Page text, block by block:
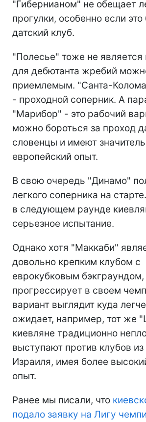
"Гибернианом" не обещает
прогулки, особенно если это
датский клуб.
"Полесье" тоже не является
для дебютанта жребий
приемлемым. "Санта-
- проходной соперник. А
"Марибор" - это рабочий
можно бороться за проход
словенцы и имеют
европейский опыт.
В свою очередь "Динамо"
легкого соперника на
в следующем раунде
серьезное испытание.
Однако хотя "Маккаби"
довольно крепким клубом с
еврокубковым
прогрессирует в своем
вариант выглядит куда
ожидает, например, тот же
киевляне традиционно
выступают против клубов
Израиля, имея более
опыт.
Ранее мы писали, что
подало заявку на Лигу